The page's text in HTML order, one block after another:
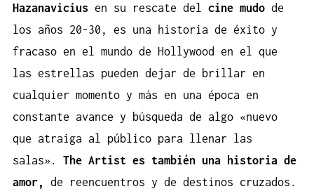
Hazanavicius en su rescate del cine mudo de
los años 20-30, es una historia de éxito y
fracaso en el mundo de Hollywood en el que
las estrellas pueden dejar de brillar en
cualquier momento y más en una época en
constante avance y búsqueda de algo «nuevo
que atraiga al público para llenar las
salas». The Artist es también una historia de
amor,
de reencuentros y de destinos cruzados.